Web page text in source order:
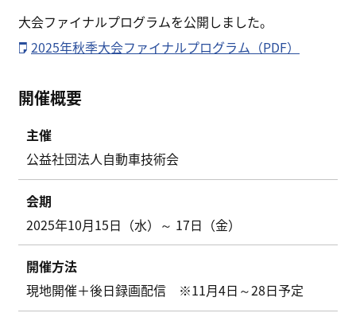
大会ファイナルプログラムを公開しました。
2025年秋季大会ファイナルプログラム（PDF）
開催概要
主催
公益社団法人自動車技術会
会期
2025年10月15日（水）～ 17日（金）
開催方法
現地開催＋後日録画配信 ※11月4日～28日予定